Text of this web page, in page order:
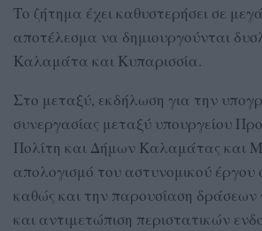
Το ζήτημα έχει καθυστερήσει σε
αποτέλεσμα να δημιουργούνται
Καλαμάτα και Κυπαρισσία.
Στο μεταξύ, εκδήλωση για την
συνεργασίας μεταξύ υπουργείου
Πολίτη και Δήμων Καλαμάτας και
απολογισμό του αστυνομικού έργου
καθώς και την παρουσίαση δράσεων
και αντιμετώπιση περιστατικών